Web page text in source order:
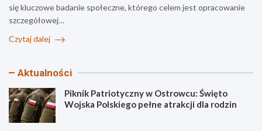
się kluczowe badanie społeczne, którego celem jest opracowanie
szczegółowej…
Czytaj dalej
Aktualności
Piknik Patriotyczny w Ostrowcu: Święto
Wojska Polskiego pełne atrakcji dla rodzin